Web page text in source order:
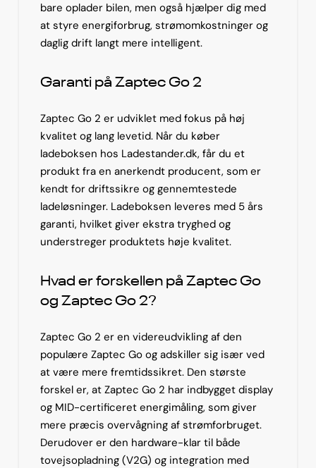
bare oplader bilen, men også hjælper dig med
at styre energiforbrug, strømomkostninger og
daglig drift langt mere intelligent.
Garanti på Zaptec Go 2
Zaptec Go 2 er udviklet med fokus på høj
kvalitet og lang levetid. Når du køber
ladeboksen hos Ladestander.dk, får du et
produkt fra en anerkendt producent, som er
kendt for driftssikre og gennemtestede
ladeløsninger. Ladeboksen leveres med 5 års
garanti, hvilket giver ekstra tryghed og
understreger produktets høje kvalitet.
Hvad er forskellen på Zaptec Go
og Zaptec Go 2?
Zaptec Go 2 er en videreudvikling af den
populære Zaptec Go og adskiller sig især ved
at være mere fremtidssikret. Den største
forskel er, at Zaptec Go 2 har indbygget display
og MID-certificeret energimåling, som giver
mere præcis overvågning af strømforbruget.
Derudover er den hardware-klar til både
tovejsopladning (V2G) og integration med